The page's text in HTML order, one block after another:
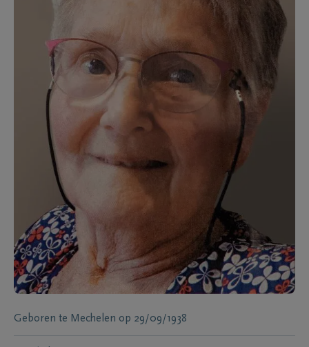
Geboren te Mechelen op 29/09/1938